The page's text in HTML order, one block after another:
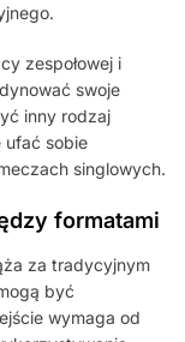
zespołowej i
swoje
inny rodzaj
ufać sobie
singlowych.
formatami
za tradycyjnym
być
wymaga od